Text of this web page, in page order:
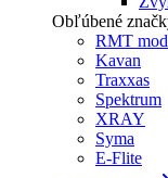
Obľúbené
RMT
Kavan
Traxxas
Spektrum
XRAY
Syma
E-Flite